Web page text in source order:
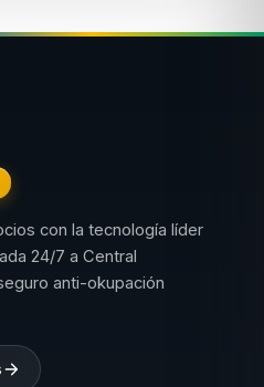
con la tecnología líder
24/7 a Central
anti-okupación